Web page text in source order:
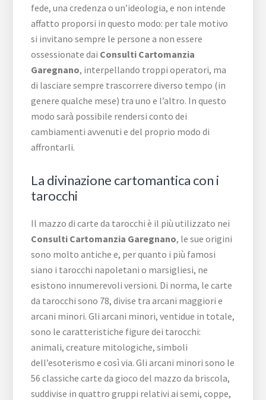
fede, una credenza o un’ideologia, e non intende
affatto proporsi in questo modo: per tale motivo
si invitano sempre le persone a non essere
ossessionate dai Consulti Cartomanzia
Garegnano, interpellando troppi operatori, ma
di lasciare sempre trascorrere diverso tempo (in
genere qualche mese) tra uno e l’altro. In questo
modo sarà possibile rendersi conto dei
cambiamenti avvenuti e del proprio modo di
affrontarli.
La divinazione cartomantica con i
tarocchi
Il mazzo di carte da tarocchi è il più utilizzato nei
Consulti Cartomanzia Garegnano, le sue origini
sono molto antiche e, per quanto i più famosi
siano i tarocchi napoletani o marsigliesi, ne
esistono innumerevoli versioni. Di norma, le carte
da tarocchi sono 78, divise tra arcani maggiori e
arcani minori. Gli arcani minori, ventidue in totale,
sono le caratteristiche figure dei tarocchi:
animali, creature mitologiche, simboli
dell’esoterismo e così via. Gli arcani minori sono le
56 classiche carte da gioco del mazzo da briscola,
suddivise in quattro gruppi relativi ai semi, coppe,